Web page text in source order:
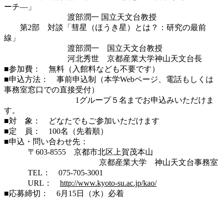
ーチ―」
渡部潤一 国立天文台教授
第2部 対談「彗星（ほうき星）とは？：研究の最前
線」
渡部潤一 国立天文台教授
河北秀世 京都産業大学神山天文台長
■参加費： 無料（入館料なども不要です）
■申込方法： 事前申込制（本学Webページ、電話もしくは
事務室窓口での直接受付）
1グループ５名までお申込みいただけま
す。
■対 象： どなたでもご参加いただけます
■定 員： 100名（先着順）
■申込・問い合わせ先：
〒603-8555 京都市北区上賀茂本山
京都産業大学 神山天文台事務室
TEL： 075-705-3001
URL： http://www.kyoto-su.ac.jp/kao/
■応募締切： 6月15日（水）必着